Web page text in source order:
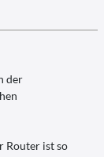
der
Router ist so